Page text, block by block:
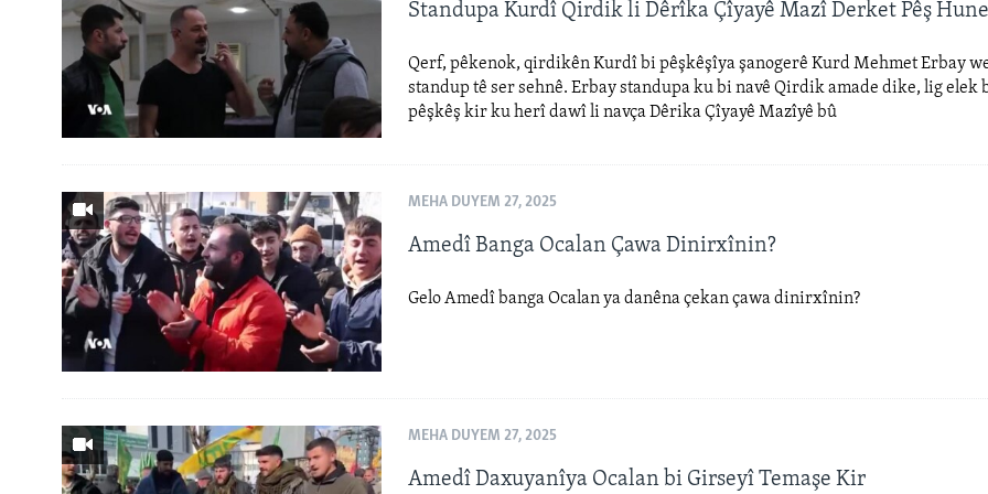
SERNIVÎS
Standupa Kurdî Qirdik li Dêrîka Çîyayê Mazî Derket Pêş
Qerf, pêkenok, qirdikên Kurdî bi pêşkêşîya şanogerê Kurd Mehmet Erbay
standup tê ser sehnê. Erbay standupa ku bi navê Qirdik amade dike, lig elek
pêşkêş kir ku herî dawî li navça Dêrika Çîyayê Mazîyê bû
MEHA DUYEM 27, 2025
Amedî Banga Ocalan Çawa Dinirxînin?
Gelo Amedî banga Ocalan ya danêna çekan çawa dinirxînin?
MEHA DUYEM 27, 2025
Amedî Daxuyanîya Ocalan bi Girseyî Temaşe Kir